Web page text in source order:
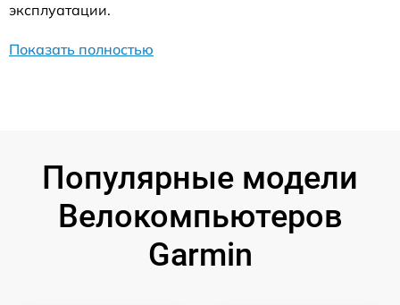
эксплуатации.
Показать полностью
Популярные модели
Велокомпьютеров
Garmin